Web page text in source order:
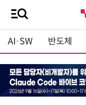
AI·SW 반도체